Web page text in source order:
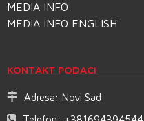
MEDIA INFO
MEDIA INFO ENGLISH
KONTAKT PODACI
Adresa: Novi Sad